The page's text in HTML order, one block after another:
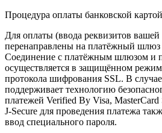
Процедура оплаты банковской
Для оплаты (ввода реквизитов вашей
перенаправлены на платёжный
Соединение с платёжным шлюзом и
осуществляется в защищённом
протокола шифрования SSL. В
поддерживает технологию
платежей Verified By Visa,
J-Secure для проведения платежа
ввод специального пароля.